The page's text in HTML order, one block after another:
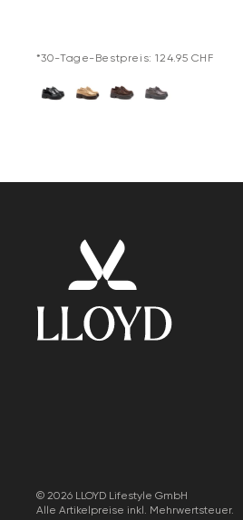
*30-Tage-Bestpreis: 124.95 CHF
© 2026 LLOYD Lifestyle GmbH
Alle Artikelpreise inkl. Mehrwertsteuer.